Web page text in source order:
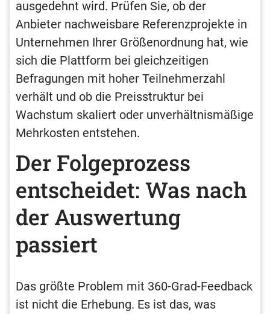
ausgedehnt wird. Prüfen Sie, ob der
Anbieter nachweisbare Referenzprojekte in
Unternehmen Ihrer Größenordnung hat, wie
sich die Plattform bei gleichzeitigen
Befragungen mit hoher Teilnehmerzahl
verhält und ob die Preisstruktur bei
Wachstum skaliert oder unverhältnismäßige
Mehrkosten entstehen.
Der Folgeprozess
entscheidet: Was nach
der Auswertung
passiert
Das größte Problem mit 360-Grad-Feedback
ist nicht die Erhebung. Es ist das, was